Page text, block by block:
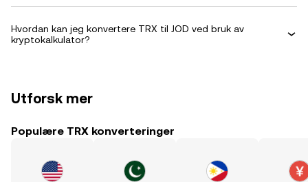
Hvordan kan jeg konvertere TRX til JOD ved bruk av
kryptokalkulator?
Utforsk mer
Populære TRX konverteringer